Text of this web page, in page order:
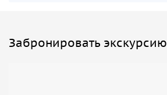
Забронировать экскурсию